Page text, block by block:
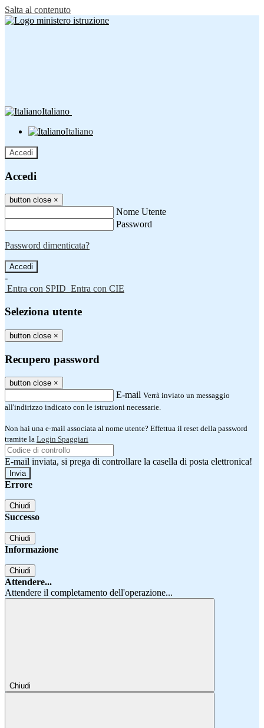
Salta al contenuto
Italiano
Italiano
Accedi
Accedi
button close ×
Nome Utente
Password
Password dimenticata?
-
Entra con SPID Entra con CIE
Seleziona utente
button close ×
Recupero password
button close ×
E-mail Verrà inviato un messaggio
all'indirizzo indicato con le istruzioni necessarie.
Non hai una e-mail associata al nome utente? Effettua il reset della password
tramite la Login Spaggiari
E-mail inviata, si prega di controllare la casella di posta elettronica!
Errore
Chiudi
Successo
Chiudi
Informazione
Chiudi
Attendere...
Attendere il completamento dell'operazione...
Chiudi